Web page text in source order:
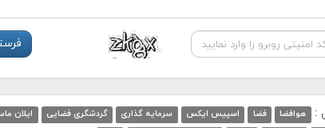
: هوافضا فضا اسپیس ایکس سرمایه گذاری گردشگری فضایی
ایلان